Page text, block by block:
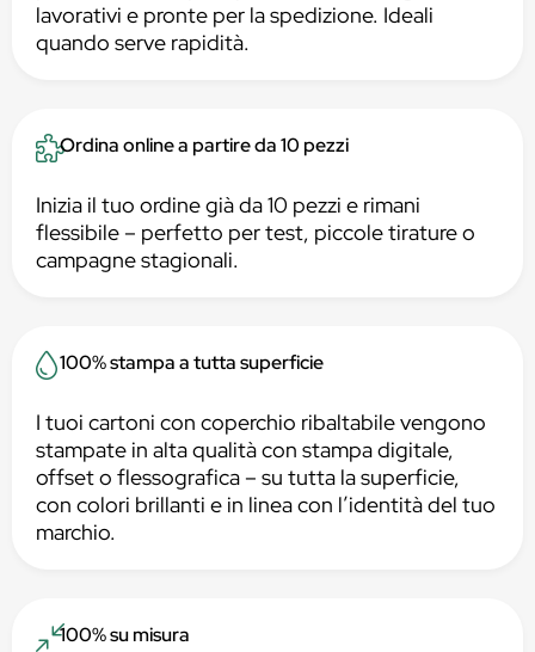
lavorativi e pronte per la spedizione. Ideali
quando serve rapidità.
Ordina online a partire da 10 pezzi
Inizia il tuo ordine già da 10 pezzi e rimani
flessibile – perfetto per test, piccole tirature o
campagne stagionali.
100% stampa a tutta superficie
I tuoi cartoni con coperchio ribaltabile vengono
stampate in alta qualità con stampa digitale,
offset o flessografica – su tutta la superficie,
con colori brillanti e in linea con l’identità del tuo
marchio.
100% su misura